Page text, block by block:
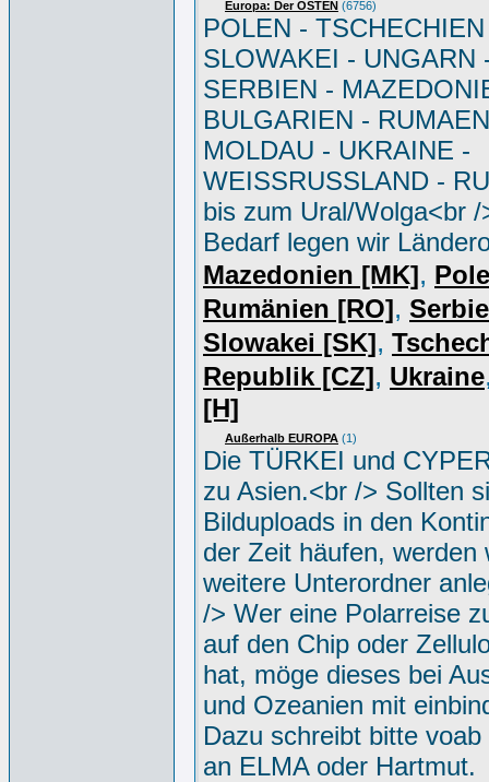
Europa: Der OSTEN (6756)
POLEN -
SLOWAKEI - UNGARN
SERBIEN -
BULGARIEN -
MOLDAU - UKRAINE -
WEISSRUSSLAND -
bis zum Ural/Wolga<br /
Bedarf legen wir
Mazedonien [MK],
Rumänien [RO],
Slowakei [SK],
Republik [CZ], Ukraine
[H]
Außerhalb EUROPA (1)
Die TÜRKEI und
zu Asien.<br /> Sollten
Bilduploads in den
der Zeit häufen, werden
weitere Unterordner
/> Wer eine Polarreise
auf den Chip oder
hat, möge dieses bei
und Ozeanien mit
Dazu schreibt bitte
an ELMA oder Hartmut.